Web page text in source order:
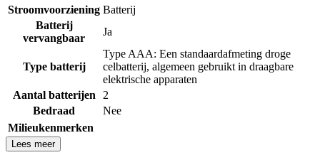
Stroomvoorziening Batterij
Batterij
vervangbaar
Ja
Type batterij
Type AAA: Een standaardafmeting droge
celbatterij, algemeen gebruikt in draagbare
elektrische apparaten
Aantal batterijen
2
Bedraad
Nee
Milieukenmerken
Lees meer